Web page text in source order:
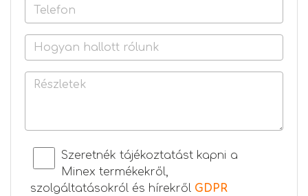
Szeretnék tájékoztatást kapni a
Minex termékekről,
szolgáltatásokról és hírekről GDPR